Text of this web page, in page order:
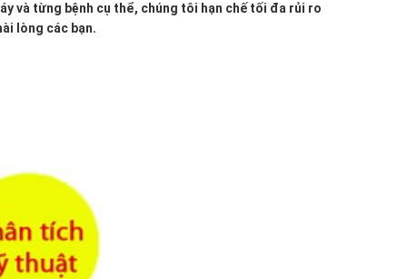
và từng bệnh cụ thể, chúng tôi hạn chế tối đa rủi ro
lòng các bạn.